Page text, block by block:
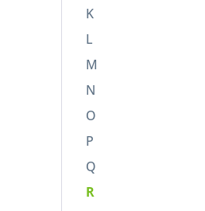
K
L
M
N
O
P
Q
R